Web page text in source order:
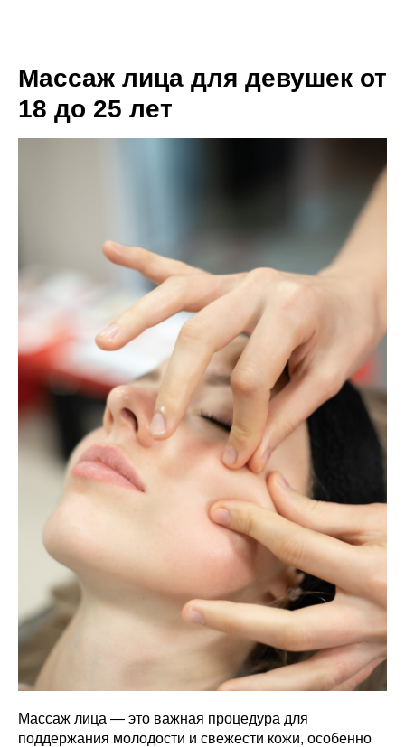
Массаж лица для девушек от
18 до 25 лет
Массаж лица — это важная процедура для
поддержания молодости и свежести кожи, особенно